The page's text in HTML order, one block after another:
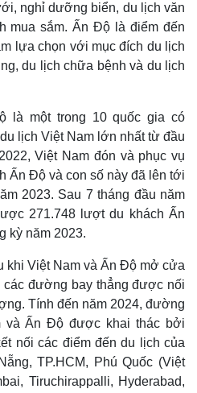
nghỉ dưỡng biển, du lịch văn
mua sắm. Ấn Độ là điểm đến
lựa chọn với mục đích du lịch
du lịch chữa bệnh và du lịch
là một trong 10 quốc gia có
lịch Việt Nam lớn nhất từ đầu
Việt Nam đón và phục vụ
Ấn Độ và con số này đã lên tới
2023. Sau 7 tháng đầu năm
271.748 lượt du khách Ấn
kỳ năm 2023.
khi Việt Nam và Ấn Độ mở cửa
các đường bay thẳng được nối
Tính đến năm 2024, đường
và Ấn Độ được khai thác bởi
nối các điểm đến du lịch của
TP.HCM, Phú Quốc (Việt
Tiruchirappalli, Hyderabad,